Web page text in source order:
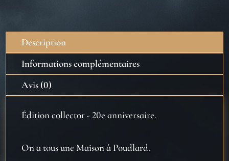
Description
Informations complémentaires
Avis (0)
Édition collector - 20e anniversaire.
On a tous une Maison à Poudlard.